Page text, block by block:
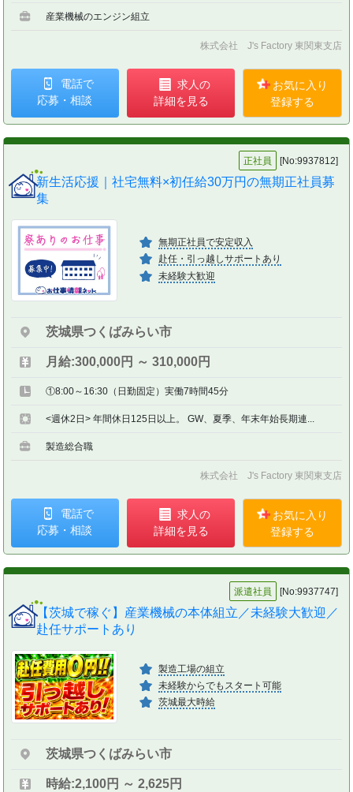
産業機械のエンジン組立
株式会社 J's Factory 東関東支店
電話で
応募・相談
求人の
詳細を見る
お気に入り
登録する
正社員 [No:9937812]
新生活応援｜社宅無料×初任給30万円の無期正社員募
集
無期正社員で安定収入
赴任・引っ越しサポートあり
未経験大歓迎
茨城県つくばみらい市
月給:300,000円 ～ 310,000円
①8:00～16:30（日勤固定）実働7時間45分
<週休2日> 年間休日125日以上。 GW、夏季、年末年始長期連...
製造総合職
株式会社 J's Factory 東関東支店
電話で
応募・相談
求人の
詳細を見る
お気に入り
登録する
派遣社員 [No:9937747]
【茨城で稼ぐ】産業機械の本体組立／未経験大歓迎／
赴任サポートあり
製造工場の組立
未経験からでもスタート可能
茨城最大時給
茨城県つくばみらい市
時給:2,100円 ～ 2,625円